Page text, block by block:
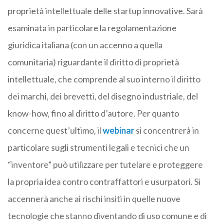
proprietà intellettuale delle startup innovative. Sarà
esaminata in particolare la regolamentazione
giuridica italiana (con un accenno a quella
comunitaria) riguardante il diritto di proprietà
intellettuale, che comprende al suo interno il diritto
dei marchi, dei brevetti, del disegno industriale, del
know-how, fino al diritto d’autore. Per quanto
concerne quest’ultimo, ilwebinarsi concentrerà in
particolare sugli strumenti legali e tecnici che un
“inventore” può utilizzare per tutelare e proteggere
la propria idea contro contraffattori e usurpatori. Si
accennerà anche ai rischi insiti in quelle nuove
tecnologie che stanno diventando di uso comune e di